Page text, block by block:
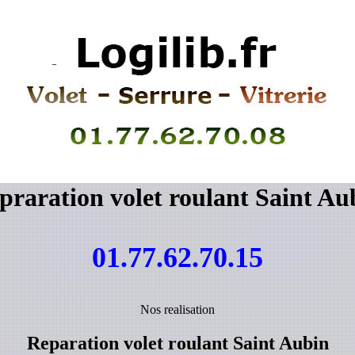
volet roulant Saint
01.77.62.70.15
Nos realisation
Reparation volet roulant Saint Aubin